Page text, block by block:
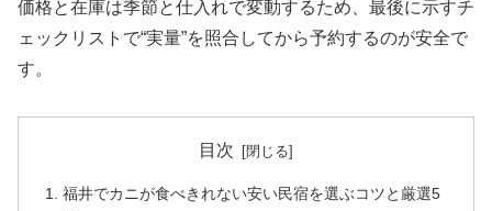
価格と在庫は季節と仕入れで変動するため、最後に示すチ
ェックリストで“実量”を照合してから予約するのが安全で
す。
目次
福井でカニが食べきれない安い民宿を選ぶコツと厳選5